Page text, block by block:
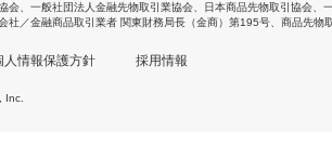
会、 一般社団法人金融先物取引業協会、 日本商品先物取引協会、
社／金融商品取引業者 関東財務局長（金商）第195号、商品先物
人情報保護方針 採用情報
Inc.